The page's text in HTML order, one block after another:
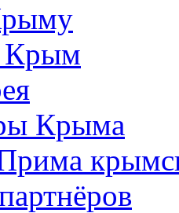
Крым
Крыма